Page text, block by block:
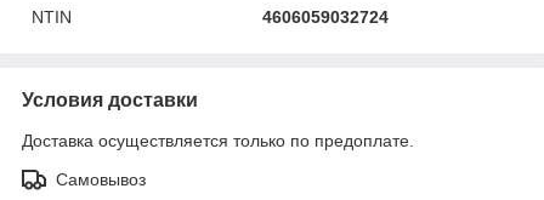
NTIN
4606059032724
Условия доставки
Доставка осуществляется только по предоплате.
Самовывоз